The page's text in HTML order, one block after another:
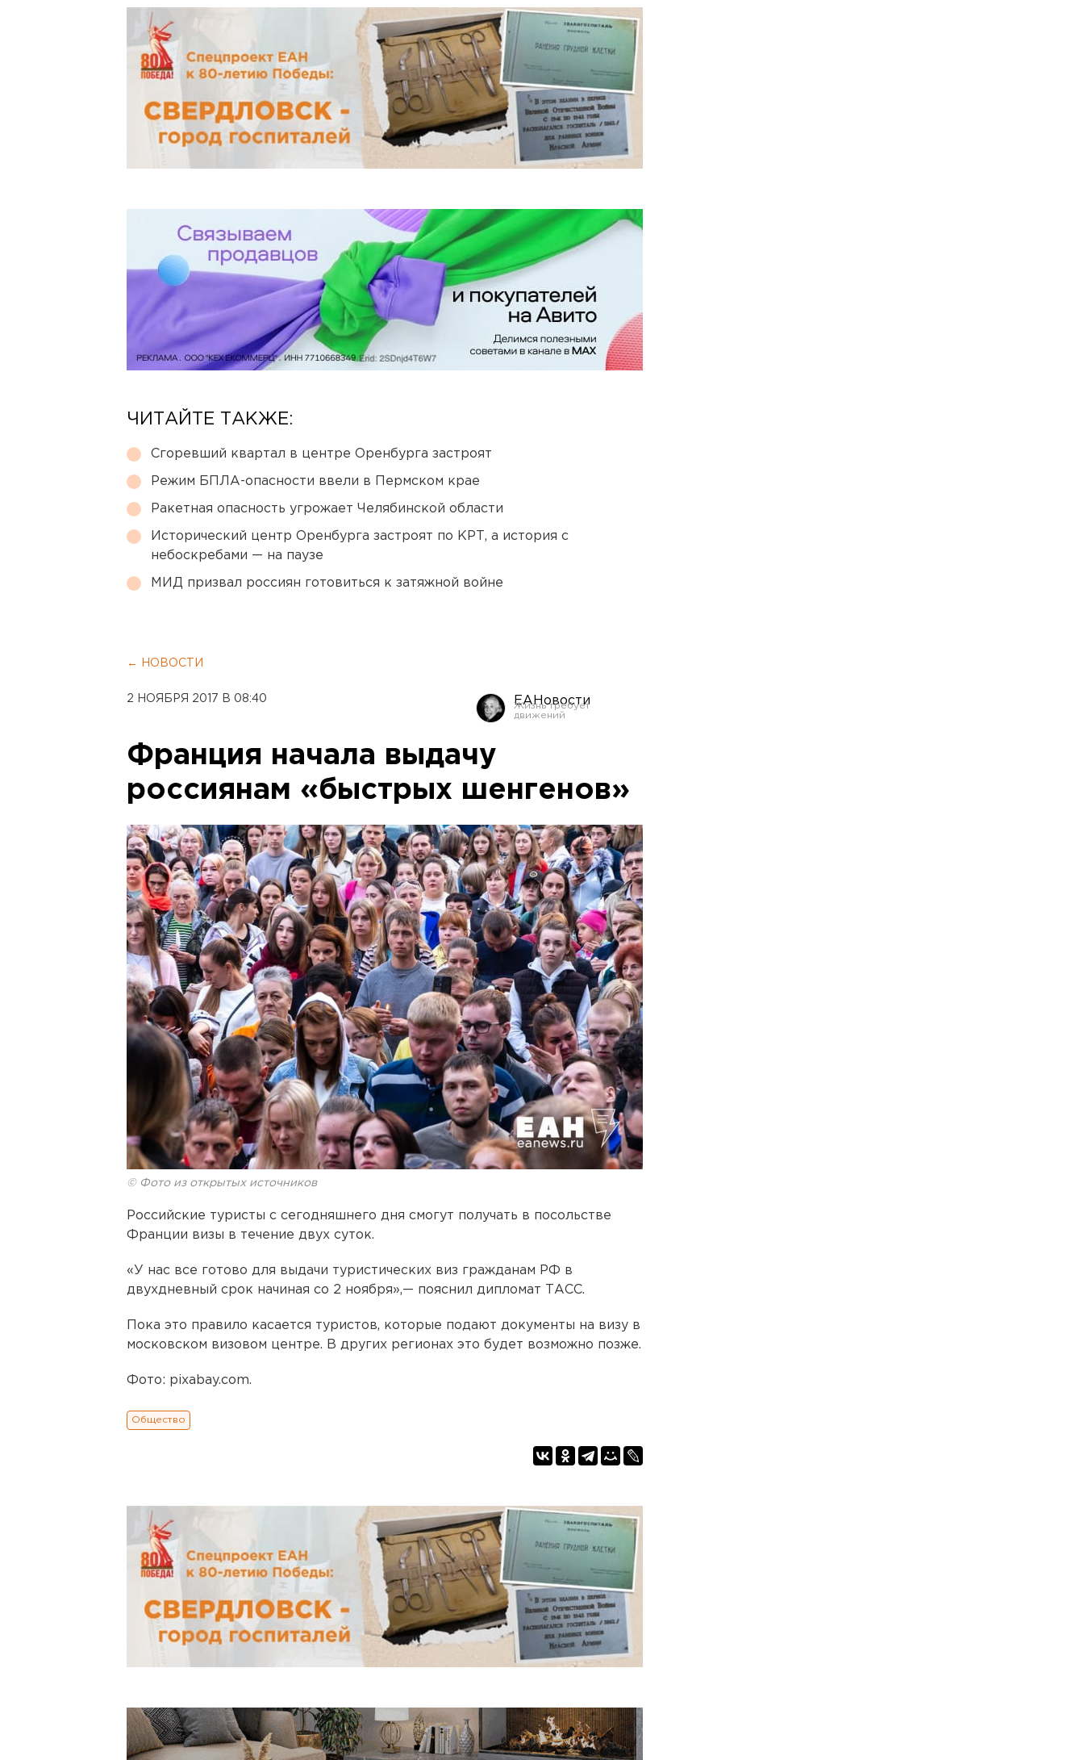
ЧИТАЙТЕ ТАКЖЕ:
Сгоревший квартал в центре Оренбурга застроят
Режим БПЛА-опасности ввели в Пермском крае
Ракетная опасность угрожает Челябинской области
Исторический центр Оренбурга застроят по КРТ, а история с
небоскребами — на паузе
МИД призвал россиян готовиться к затяжной войне
← НОВОСТИ
2 НОЯБРЯ 2017 В 08:40 ЕАНовости
Франция начала выдачу
россиянам «быстрых шенгенов»
© Фото из открытых источников
Российские туристы с сегодняшнего дня смогут получать в посольстве
Франции визы в течение двух суток.
«У нас все готово для выдачи туристических виз гражданам РФ в
двухдневный срок начиная со 2 ноября»,— пояснил дипломат ТАСС.
Пока это правило касается туристов, которые подают документы на визу в
московском визовом центре. В других регионах это будет возможно позже.
Фото: pixabay.com.
Общество